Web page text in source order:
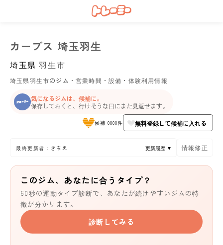
カーブス 埼玉羽生
埼玉県 羽生市
埼玉県羽生市のジム・営業時間・設備・体験利用情報
気になるジムは、候補に。
保存しておくと、行けそうな日にまた見返せます。
候補 0000件 無料登録して候補に入れる
最終更新者：きちえ 更新履歴 ▼ 情報修正
このジム、あなたに合うタイプ？
60秒の運動タイプ診断で、あなたが続けやすいジムの特
徴が分かります。
診断してみる